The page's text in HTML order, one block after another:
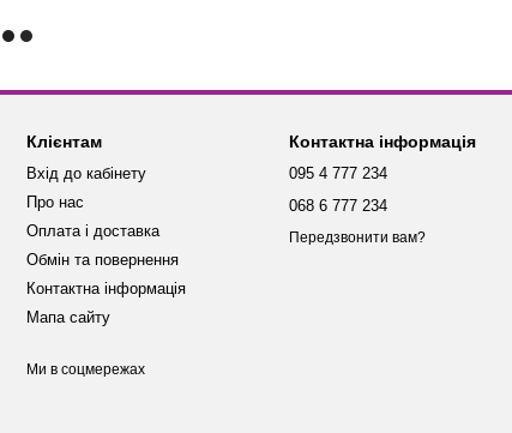
Клієнтам
Вхід до кабінету
Про нас
Оплата і доставка
Обмін та повернення
Контактна інформація
Мапа сайту
Ми в соцмережах
Контактна інформація
095 4 777 234
068 6 777 234
Передзвонити вам?